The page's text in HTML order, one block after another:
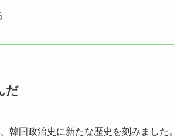
だ
韓国政治史に新たな歴史を刻みました。